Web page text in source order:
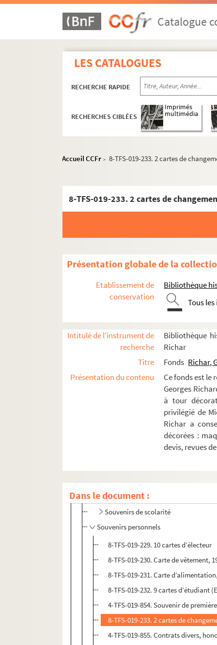
Catalogue
LES CATALOGUES
RECHERCHE RAPIDE
RECHERCHES CIBLÉES
Imprimés
multimédia
Accueil CCFr > 8-TFS-019-233. 2 cartes de
8-TFS-019-233. 2 cartes de
Présentation globale de la
Etablissement de
conservation
Bibliothèque
Tous
Intitulé de l'instrument de
recherche
Bibliothèque
Richar
Titre
Fonds Richar,
Présentation du contenu
Ce fonds est le
Georges
à tour
privilégié de
Richar a
décorées :
devis, revues
Dans le document :
Adaptateur
Éditeur
Maquettes de décorateurs
Photographies de théâtre
Photographies personnelles
Souvenirs de scolarité
Souvenirs personnels
8-TFS-019-229. 10 cartes d’électeur
8-TFS-019-230. Carte de vêtement,
8-TFS-019-231. Carte
8-TFS-019-232. 9 cartes d’étudiant
4-TFS-019-854. Souvenir de
8-TFS-019-233. 2 cartes de
4-TFS-019-855. Contrats divers,